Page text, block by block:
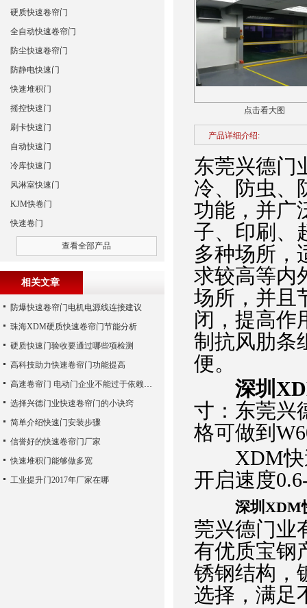
点击看大图
产品详细介绍:
东莞兴德门
冷、防虫、
功能，并广
子、印刷、
多种场所，
求较高等内
场所，并且
闭，提高作
制抗风肋条
便。
深圳
寸：东莞兴
格可做到
XDM快速
开启速度
深圳XDM
莞兴德门业
有优质宝钢
锈钢结构，
选择，满足
硬质快速卷帘门
全自动快速卷帘门
防尘快速卷帘门
防静电快速门
快速堆积门
摇控快速门
刷卡快速门
自动快速门
冷库快速门
风淋室快速门
KJM快卷门
快速卷门
查看全部产品
相关文章
防爆快速卷帘门电机电源线连接建议
珠海XDM硬质快速卷帘门节能分析
硬质快速门验收要通过哪些项检测
高科技助力快速卷帘门功能提高
高速卷帘门 电动门企业不能过于依赖广告宣传
选择兴德门业快速卷帘门的小诀窍
简单介绍快速门安装步骤
信誉好的快速卷帘门厂家
快速堆积门能够做多宽
工业提升门2017年厂家在哪